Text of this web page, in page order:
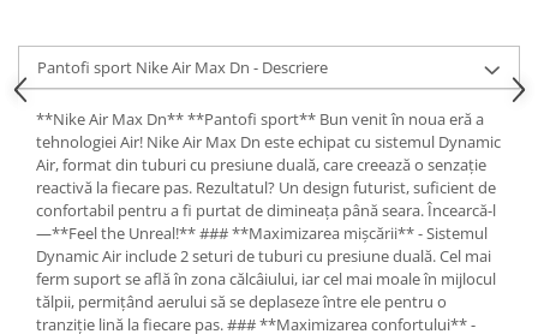
Pantofi sport Nike Air Max Dn - Descriere
**Nike Air Max Dn** **Pantofi sport** Bun venit în noua eră a
tehnologiei Air! Nike Air Max Dn este echipat cu sistemul Dynamic
Air, format din tuburi cu presiune duală, care creează o senzație
reactivă la fiecare pas. Rezultatul? Un design futurist, suficient de
confortabil pentru a fi purtat de dimineața până seara. Încearcă-l
—**Feel the Unreal!** ### **Maximizarea mișcării** - Sistemul
Dynamic Air include 2 seturi de tuburi cu presiune duală. Cel mai
ferm suport se află în zona călcâiului, iar cel mai moale în mijlocul
tălpii, permițând aerului să se deplaseze între ele pentru o
tranziție lină la fiecare pas. ### **Maximizarea confortului** -